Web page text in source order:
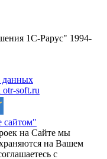
1С-Рарус" 1994-
данных
soft.ru
сайтом"
на Сайте мы
на Вашем
с